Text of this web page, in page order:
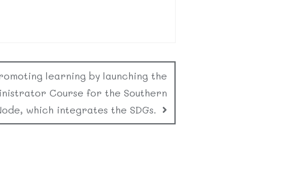
learning by launching the
Course for the Southern
which integrates the SDGs.